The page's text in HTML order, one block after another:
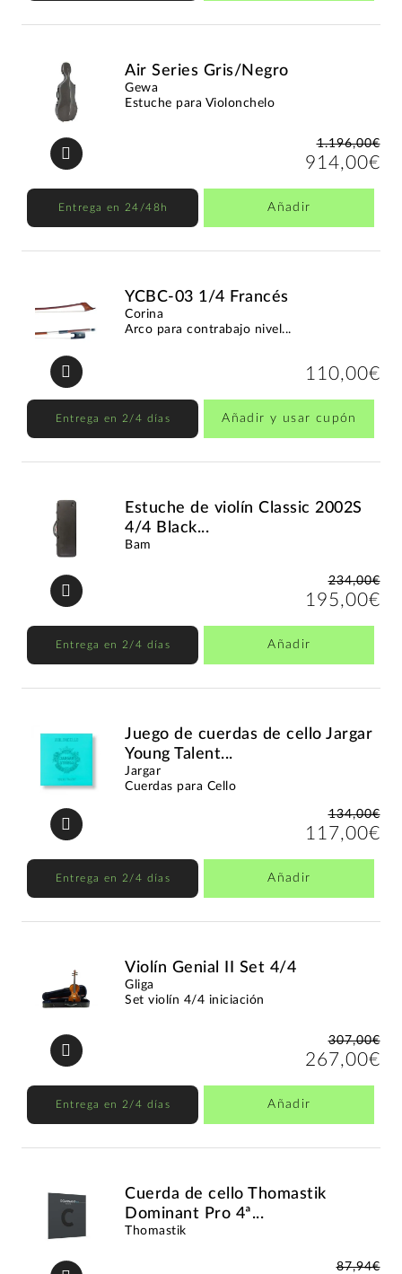
Air Series Gris/Negro
Gewa
Estuche para Violonchelo
1.196,00€
914,00€
Entrega en 24/48h Añadir
YCBC-03 1/4 Francés
Corina
Arco para contrabajo nivel...
110,00€
Entrega en 2/4 días Añadir y usar cupón
Estuche de violín Classic 2002S
4/4 Black...
Bam
234,00€
195,00€
Entrega en 2/4 días Añadir
Juego de cuerdas de cello Jargar
Young Talent...
Jargar
Cuerdas para Cello
134,00€
117,00€
Entrega en 2/4 días Añadir
Violín Genial II Set 4/4
Gliga
Set violín 4/4 iniciación
307,00€
267,00€
Entrega en 2/4 días Añadir
Cuerda de cello Thomastik
Dominant Pro 4ª...
Thomastik
87,94€